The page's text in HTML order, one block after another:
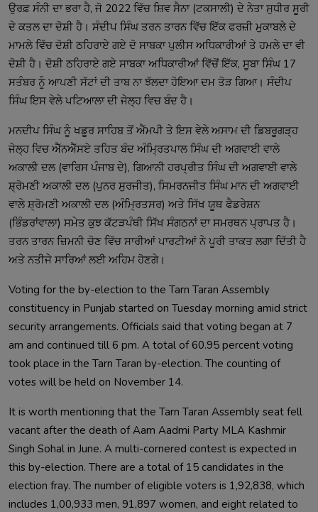
ਉਰਫ਼ ਸੰਨੀ ਦਾ ਭਰਾ ਹੈ, ਜੋ 2022 ਵਿੱਚ ਸ਼ਿਵ ਸੈਨਾ (ਟਕਸਾਲੀ) ਦੇ ਨੇਤਾ ਸੁਧੀਰ ਸੂਰੀ
ਦੇ ਕਤਲ ਦਾ ਦੋਸ਼ੀ ਹੈ। ਸੰਦੀਪ ਸਿੰਘ ਤਰਨ ਤਾਰਨ ਵਿੱਚ ਇੱਕ ਫਰਜ਼ੀ ਮੁਕਾਬਲੇ ਦੇ
ਮਾਮਲੇ ਵਿੱਚ ਦੋਸ਼ੀ ਠਹਿਰਾਏ ਗਏ ਦੋ ਸਾਬਕਾ ਪੁਲੀਸ ਅਧਿਕਾਰੀਆਂ ਤੇ ਹਮਲੇ ਦਾ ਵੀ
ਦੋਸ਼ੀ ਹੈ। ਦੋਸ਼ੀ ਠਹਿਰਾਏ ਗਏ ਸਾਬਕਾ ਅਧਿਕਾਰੀਆਂ ਵਿੱਚੋਂ ਇੱਕ, ਸੂਬਾ ਸਿੰਘ 17
ਸਤੰਬਰ ਨੂੰ ਆਪਣੀ ਸੱਟਾਂ ਦੀ ਤਾਬ ਨਾ ਝੱਲਦਾ ਹੋਇਆ ਦਮ ਤੋੜ ਗਿਆ। ਸੰਦੀਪ
ਮਨਦੀਪ ਸਿੰਘ ਨੂੰ ਖਡੂਰ ਸਾਹਿਬ ਤੋਂ ਐੱਮਪੀ ਤੇ ਇਸ ਵੇਲੇ ਅਸਾਮ ਦੀ ਡਿਬਰੂਗੜ੍ਹ
ਜੇਲ੍ਹ ਵਿਚ ਐੱਨਐੱਸਏ ਤਹਿਤ ਬੰਦ ਅੰਮ੍ਰਿਤਪਾਲ ਸਿੰਘ ਦੀ ਅਗਵਾਈ ਵਾਲੇ
ਅਕਾਲੀ ਦਲ (ਵਾਰਿਸ ਪੰਜਾਬ ਦੇ), ਗਿਆਨੀ ਹਰਪ੍ਰੀਤ ਸਿੰਘ ਦੀ ਅਗਵਾਈ ਵਾਲੇ
ਸ਼੍ਰੋਮਣੀ ਅਕਾਲੀ ਦਲ (ਪੁਨਰ ਸੁਰਜੀਤ), ਸਿਮਰਨਜੀਤ ਸਿੰਘ ਮਾਨ ਦੀ ਅਗਵਾਈ
ਵਾਲੇ ਸ਼੍ਰੋਮਣੀ ਅਕਾਲੀ ਦਲ (ਅੰਮ੍ਰਿਤਸਰ) ਅਤੇ ਸਿੱਖ ਯੂਥ ਫੈਡਰੇਸ਼ਨ
(ਭਿੰਡਰਾਂਵਾਲਾ) ਸਮੇਤ ਕੁਝ ਕੱਟੜਪੰਥੀ ਸਿੱਖ ਸੰਗਠਨਾਂ ਦਾ ਸਮਰਥਨ ਪ੍ਰਾਪਤ ਹੈ।
ਤਰਨ ਤਾਰਨ ਜ਼ਿਮਨੀ ਚੋਣ ਵਿੱਚ ਸਾਰੀਆਂ ਪਾਰਟੀਆਂ ਨੇ ਪੂਰੀ ਤਾਕਤ ਲਗਾ ਦਿੱਤੀ ਹੈ
Voting for the by-election to the Tarn Taran Assembly
constituency in Punjab started on Tuesday morning amid strict
security arrangements. Officials said that voting began at 7
am and continued till 6 pm. A total of 60.95 percent voting
took place in the Tarn Taran by-election. The counting of
It is worth mentioning that the Tarn Taran Assembly seat fell
vacant after the death of Aam Aadmi Party MLA Kashmir
Singh Sohal in June. A multi-cornered contest is expected in
this by-election. There are a total of 15 candidates in the
election fray. The number of eligible voters is 1,92,838, which
includes 1,00,933 men, 91,897 women, and eight related to